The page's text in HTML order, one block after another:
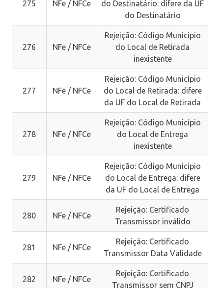
275 NFe / NFCe
do Destinatário: difere da UF
do Destinatário
276 NFe / NFCe
Rejeição: Código Município
do Local de Retirada
inexistente
277 NFe / NFCe
Rejeição: Código Município
do Local de Retirada: difere
da UF do Local de Retirada
278 NFe / NFCe
Rejeição: Código Município
do Local de Entrega
inexistente
279 NFe / NFCe
Rejeição: Código Município
do Local de Entrega: difere
da UF do Local de Entrega
280 NFe / NFCe
Rejeição: Certificado
Transmissor inválido
281 NFe / NFCe
Rejeição: Certificado
Transmissor Data Validade
282 NFe / NFCe
Rejeição: Certificado
Transmissor sem CNPJ